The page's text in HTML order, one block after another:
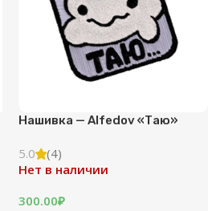
Нашивка — Alfedov «Таю»
5.0
(4)
Нет в наличии
300.00₽